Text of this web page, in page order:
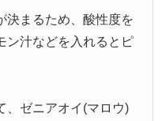
決まるため、酸性度を
ン汁などを入れるとピ
、ゼニアオイ(マロウ)